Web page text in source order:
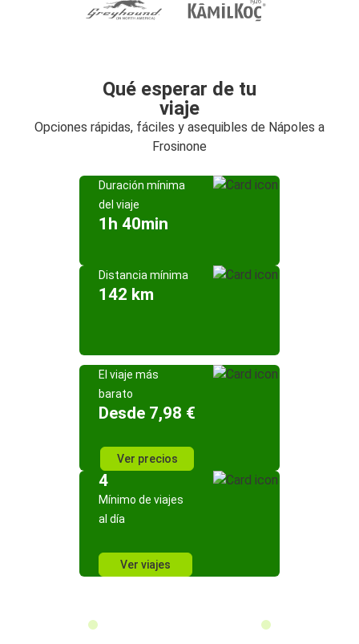
Qué esperar de tu
viaje
Opciones rápidas, fáciles y asequibles de Nápoles a
Frosinone
Duración mínima
del viaje
1h 40min
Distancia mínima
142 km
El viaje más
barato
Desde 7,98 €
Ver precios
4
Mínimo de viajes
al día
Ver viajes